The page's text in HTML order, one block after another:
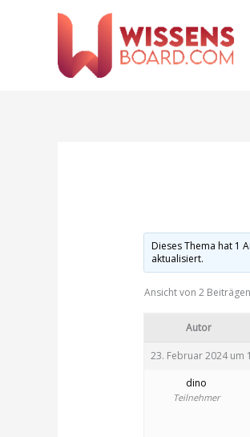
Dieses Thema hat 1
aktualisiert.
Ansicht von 2
Autor
23. Februar 2024 um
dino
Teilnehmer